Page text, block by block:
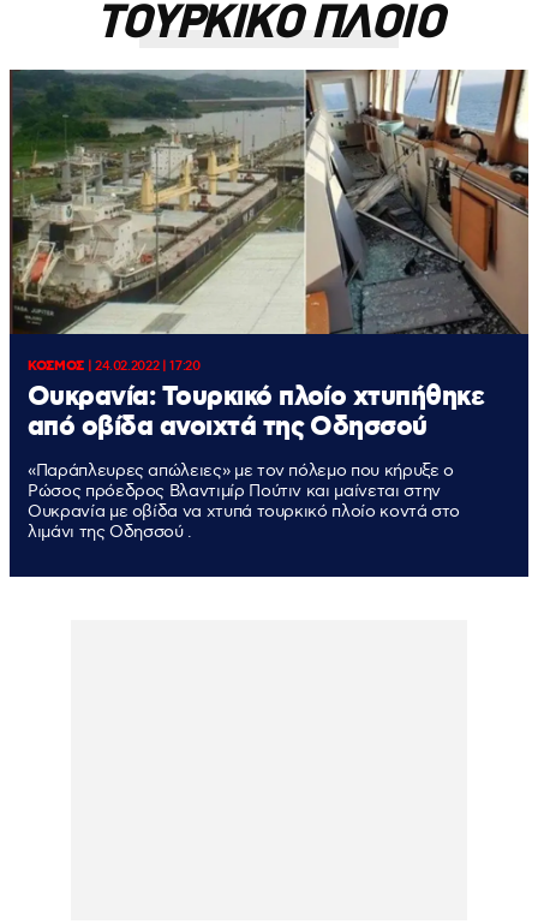
ΤΟΥΡΚΙΚΟ ΠΛΟΙΟ
ΚΟΣΜΟΣ| 24.02.2022 | 17:20
Ουκρανία: Τουρκικό πλοίο χτυπήθηκε
από οβίδα ανοιχτά της Οδησσού
«Παράπλευρες απώλειες» με τον πόλεμο που κήρυξε ο
Ρώσος πρόεδρος Βλαντιμίρ Πούτιν και μαίνεται στην
Ουκρανία με οβίδα να χτυπά τουρκικό πλοίο κοντά στο
λιμάνι της Οδησσού .